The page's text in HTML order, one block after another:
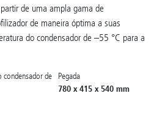
de uma ampla gama de
de maneira óptima a suas
do condensador de –55 °C para a
condensador de
Pegada
780 x 415 x 540 mm